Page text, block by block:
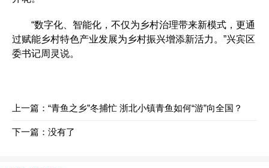
“数字化、智能化，不仅为乡村治理带来新模式，更通
过赋能乡村特色产业发展为乡村振兴增添新活力。”兴宾区
委书记周灵说。
上一篇： “青鱼之乡”冬捕忙 浙北小镇青鱼如何“游”向全国？
下一篇：没有了